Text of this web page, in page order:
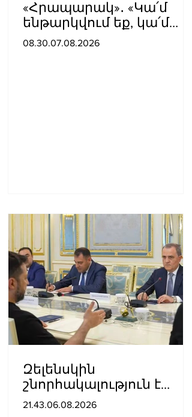
«Հրապարակ»․ «Կա՛մ
ենթարկվում եք, կա՛մ
ազատվում եք». Ամեն
08.30.07.08.2026
Զելենսկին
շնորհակալություն է
հայտնել Բայրամովին՝
21.43.06.08.2026